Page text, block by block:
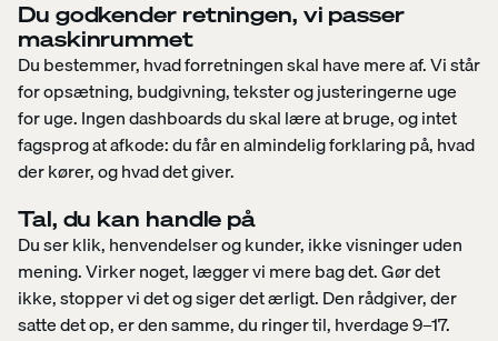
Du godkender retningen, vi passer
maskinrummet
Du bestemmer, hvad forretningen skal have mere af. Vi står
for opsætning, budgivning, tekster og justeringerne uge
for uge. Ingen dashboards du skal lære at bruge, og intet
fagsprog at afkode: du får en almindelig forklaring på, hvad
der kører, og hvad det giver.
Tal, du kan handle på
Du ser klik, henvendelser og kunder, ikke visninger uden
mening. Virker noget, lægger vi mere bag det. Gør det
ikke, stopper vi det og siger det ærligt. Den rådgiver, der
satte det op, er den samme, du ringer til, hverdage 9–17.